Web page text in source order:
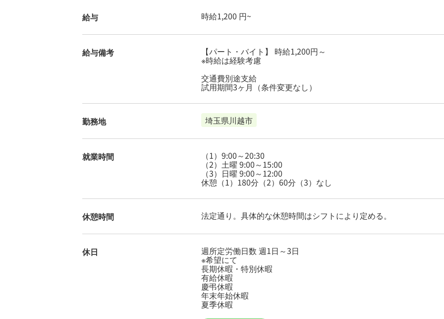
給与 時給1,200 円~
給与備考 【パート・バイト】 時給1,200円～
※時給は経験考慮
交通費別途支給
試用期間3ヶ月（条件変更なし）
勤務地 埼玉県川越市
就業時間 （1）9:00～20:30
（2）土曜 9:00～15:00
（3）日曜 9:00～12:00
休憩（1）180分（2）60分（3）なし
休憩時間 法定通り。具体的な休憩時間はシフトにより定める。
休日 週所定労働日数 週1日～3日
※希望にて
長期休暇・特別休暇
有給休暇
慶弔休暇
年末年始休暇
夏季休暇